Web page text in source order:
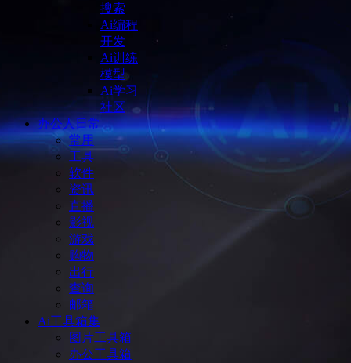
搜索
Ai编程
开发
Ai训练
模型
Ai学习
社区
办公人日常
常用
工具
软件
资讯
直播
影视
游戏
购物
出行
查询
邮箱
Ai工具箱集
图片工具箱
办公工具箱